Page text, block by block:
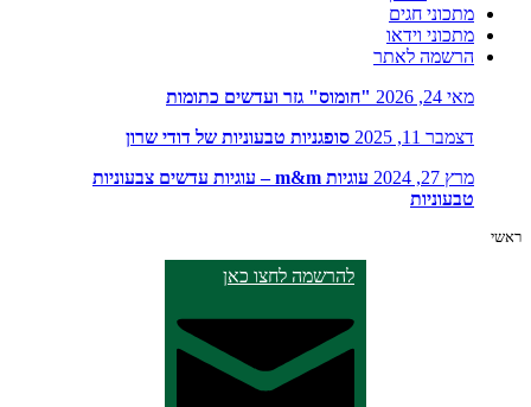
מתכוני חגים
מתכוני וידאו
הרשמה לאתר
מאי 24, 2026
"חומוס" גזר ועדשים כתומות
דצמבר 11, 2025
סופגניות טבעוניות של דודי שרון
מרץ 27, 2024
עוגיות m&m – עוגיות עדשים צבעוניות
טבעוניות
ראשי
להרשמה לחצו כאן